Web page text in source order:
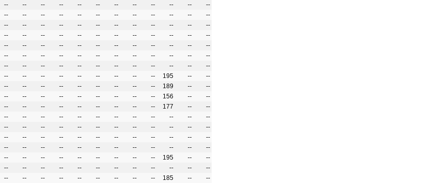
-- -- -- -- -- -- -- -- -- -- --
--
-- -- -- -- -- -- -- -- -- -- --
--
-- -- -- -- -- -- -- -- -- -- --
--
-- -- -- -- -- -- -- -- -- -- --
--
-- -- -- -- -- -- -- -- -- -- --
--
-- -- -- -- -- -- -- -- -- -- --
--
-- -- -- -- -- -- -- -- -- -- --
--
-- -- -- -- -- -- -- -- -- 195 --
--
-- -- -- -- -- -- -- -- -- 189 --
--
-- -- -- -- -- -- -- -- -- 156 --
--
-- -- -- -- -- -- -- -- -- 177 --
--
-- -- -- -- -- -- -- -- -- -- --
--
-- -- -- -- -- -- -- -- -- -- --
--
-- -- -- -- -- -- -- -- -- -- --
--
-- -- -- -- -- -- -- -- -- -- --
--
-- -- -- -- -- -- -- -- -- 195 --
--
-- -- -- -- -- -- -- -- -- -- --
--
-- -- -- -- -- -- -- -- -- 185 -- --